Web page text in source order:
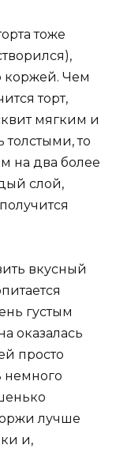
тоже
коржей. Чем
торт,
мягким и
то
на два более
слой,
вкусный
густым
оказалась
просто
немного
лучше
и,